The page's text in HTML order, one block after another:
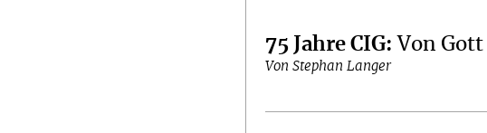
75 Jahre CIG: Von
Von Stephan Langer